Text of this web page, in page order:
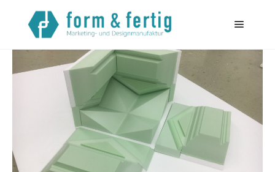
Startseite > Referenzen > Betonform eines Pfeilerkopfes